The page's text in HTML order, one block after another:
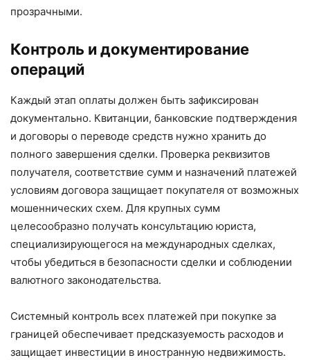
прозрачными.
Контроль и документирование
операций
Каждый этап оплаты должен быть зафиксирован
документально. Квитанции, банковские подтверждения
и договоры о переводе средств нужно хранить до
полного завершения сделки. Проверка реквизитов
получателя, соответствие сумм и назначений платежей
условиям договора защищает покупателя от возможных
мошеннических схем. Для крупных сумм
целесообразно получать консультацию юриста,
специализирующегося на международных сделках,
чтобы убедиться в безопасности сделки и соблюдении
валютного законодательства.
Системный контроль всех платежей при покупке за
границей обеспечивает предсказуемость расходов и
защищает инвестиции в иностранную недвижимость.